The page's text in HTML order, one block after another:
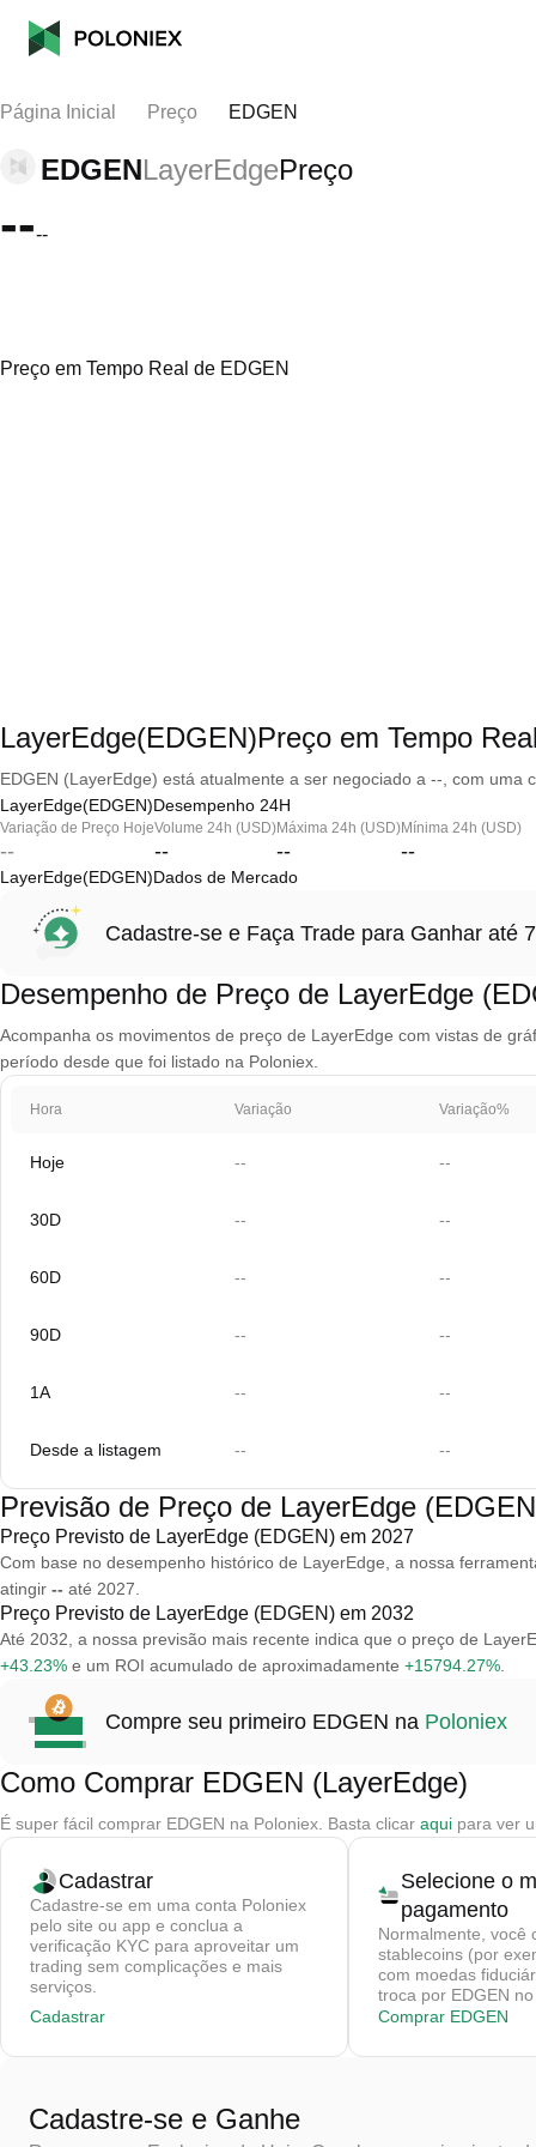
Página Inicial Preço EDGEN
EDGENLayerEdgePreço
----
Preço em Tempo Real de EDGEN
LayerEdge(EDGEN)Preço em Tempo
EDGEN (LayerEdge) está atualmente a ser negociado a --, com uma
LayerEdge(EDGEN)Desempenho 24H
Variação de Preço Hoje
--
Volume 24h (USD)
--
Máxima 24h (USD)
--
Mínima 24h (USD)
--
LayerEdge(EDGEN)Dados de Mercado
Cadastre-se e Faça Trade para Ganhar até
Desempenho de Preço de LayerEdge
Acompanha os movimentos de preço de LayerEdge com vistas de
período desde que foi listado na Poloniex.
Hora Variação Variação%
Hoje -- --
30D -- --
60D -- --
90D -- --
1A -- --
Desde a listagem -- --
Previsão de Preço de LayerEdge
Preço Previsto de LayerEdge (EDGEN) em 2027
Com base no desempenho histórico de LayerEdge, a nossa
atingir -- até 2027.
Preço Previsto de LayerEdge (EDGEN) em 2032
Até 2032, a nossa previsão mais recente indica que o preço de
+43.23% e um ROI acumulado de aproximadamente +15794.27%
Compre seu primeiro EDGEN na Poloniex
Como Comprar EDGEN (LayerEdge)
É super fácil comprar EDGEN na Poloniex. Basta clicar aqui para ver
Cadastrar
Cadastre-se em uma conta Poloniex
pelo site ou app e conclua a
verificação KYC para aproveitar um
trading sem complicações e mais
serviços.
Cadastrar
Selecione o
pagamento
Normalmente, você
stablecoins (por
com moedas
troca por EDGEN
Comprar EDGEN
Cadastre-se e Ganhe